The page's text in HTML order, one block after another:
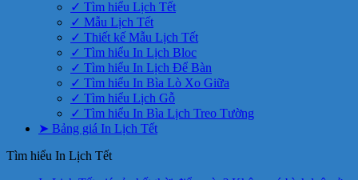
✓ Tìm hiểu Lịch Tết
✓ Mẫu Lịch Tết
✓ Thiết kế Mẫu Lịch Tết
✓ Tìm hiểu In Lịch Bloc
✓ Tìm hiểu In Lịch Để Bàn
✓ Tìm hiểu In Bìa Lò Xo Giữa
✓ Tìm hiểu Lịch Gỗ
✓ Tìm hiểu In Bìa Lịch Treo Tường
➤ Bảng giá In Lịch Tết
Tìm hiểu In Lịch Tết